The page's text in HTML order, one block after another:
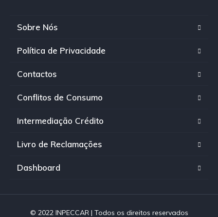
Sobre Nós
Política de Privacidade
Contactos
Conflitos de Consumo
Intermediação Crédito
Livro de Reclamações
Dashboard
© 2022 INPECCAR | Todos os direitos reservados